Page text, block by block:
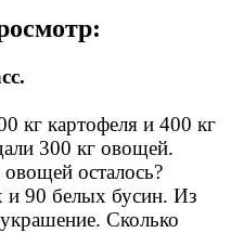
кг картофеля и 400 кг
300 кг овощей.
осталось?
и 90 белых бусин. Из
Сколько